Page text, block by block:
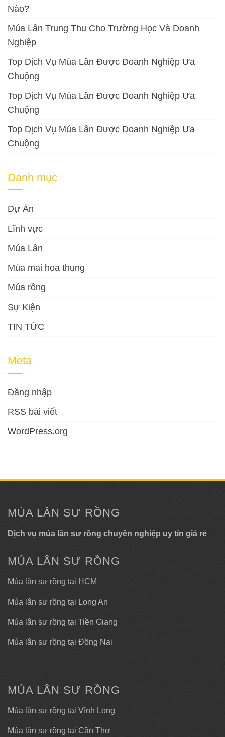
Nào?
Múa Lân Trung Thu Cho Trường Học Và Doanh
Nghiệp
Top Dịch Vụ Múa Lân Được Doanh Nghiệp Ưa
Chuộng
Top Dịch Vụ Múa Lân Được Doanh Nghiệp Ưa
Chuộng
Top Dịch Vụ Múa Lân Được Doanh Nghiệp Ưa
Chuộng
Danh mục
Dự Án
Lĩnh vực
Múa Lân
Múa mai hoa thung
Múa rồng
Sự Kiện
TIN TỨC
Meta
Đăng nhập
RSS bài viết
WordPress.org
MÚA LÂN SƯ RỒNG
Dịch vụ múa lân sư rồng chuyên nghiệp uy tín giá rẻ
MÚA LÂN SƯ RỒNG
Múa lân sư rồng tại HCM
Múa lân sư rồng tại Long An
Múa lân sư rồng tại Tiền Giang
Múa lân sư rồng tại Đồng Nai
MÚA LÂN SƯ RỒNG
Múa lân sư rồng tại Vĩnh Long
Múa lân sư rồng tại Cần Thơ